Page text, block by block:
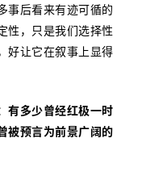
后看来有迹可循的
性，只是我们选择性
好让它在叙事上显得
有多少曾经红极一时
被预言为前景广阔的